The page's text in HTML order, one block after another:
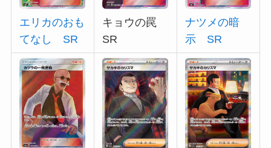
エリカのおも
てなし SR
キョウの罠
SR
ナツメの暗
示 SR